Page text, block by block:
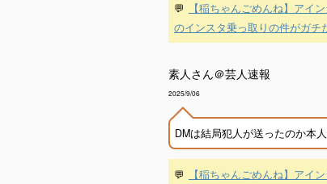
💬
【稲ちゃんごめんね】アイ
のインスタ乗っ取りの件がガチ
素人さん＠芸人速報
2025/9/06
DMは結局犯人が送ったのか本
💬
【稲ちゃんごめんね】アイ